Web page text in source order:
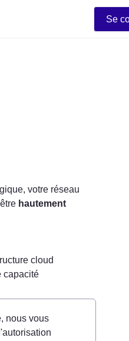
Se
votre réseau
hautement
cloud
capacité
nous vous